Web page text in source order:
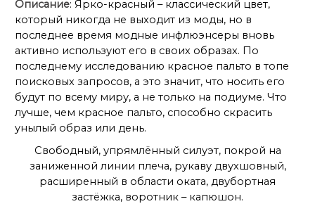
Описание: Ярко-красный – классический цвет,
который никогда не выходит из моды, но в
последнее время модные инфлюэнсеры вновь
активно используют его в своих образах. По
последнему исследованию красное пальто в топе
поисковых запросов, а это значит, что носить его
будут по всему миру, а не только на подиуме. Что
лучше, чем красное пальто, способно скрасить
унылый образ или день.
Свободный, упрямлённый силуэт, покрой на
заниженной линии плеча, рукаву двухшовный,
расширенный в области оката, двубортная
застёжка, воротник – капюшон.